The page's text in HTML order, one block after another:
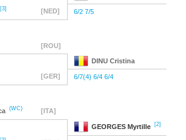
[3] [NED] 6/2 7/5
[ROU]
DINU Cristina
[GER] 6/7(4) 6/4 6/4
(WC) [ITA]
GEORGES Myrtille [2]